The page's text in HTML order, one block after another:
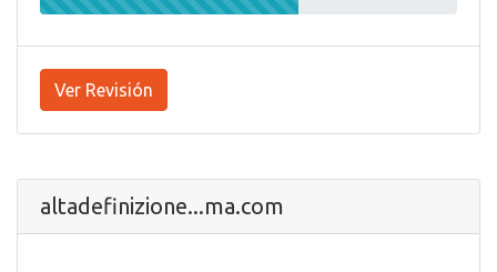
Ver Revisión
altadefinizione...ma.com